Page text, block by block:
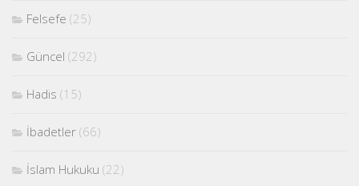
Felsefe (25)
Güncel (292)
Hadis (15)
İbadetler (66)
İslam Hukuku (22)